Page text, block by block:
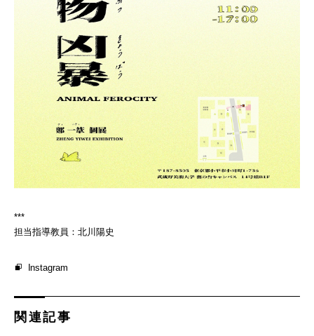
***
担当指導教員：北川陽史
Instagram
関連記事